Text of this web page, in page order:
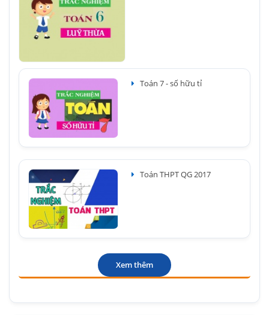
Toán 7 - số hữu tỉ
Toán THPT QG 2017
Xem thêm